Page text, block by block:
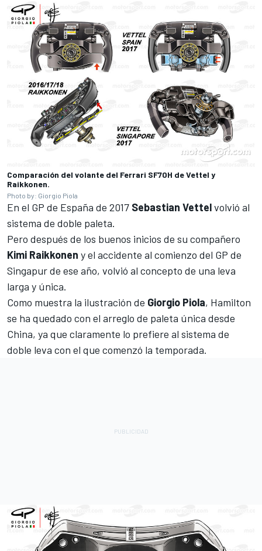
Comparación del volante del Ferrari SF70H de Vettel y
Raikkonen.
Photo by: Giorgio Piola
En el GP de España de 2017 Sebastian Vettelvolvió al
sistema de doble paleta.
Pero después de los buenos inicios de su compañero
Kimi Raikkonen y el accidente al comienzo del GP de
Singapur de ese año, volvió al concepto de una leva
larga y única.
Como muestra la ilustración de Giorgio Piola, Hamilton
se ha quedado con el arreglo de paleta única desde
China, ya que claramente lo prefiere al sistema de
doble leva con el que comenzó la temporada.